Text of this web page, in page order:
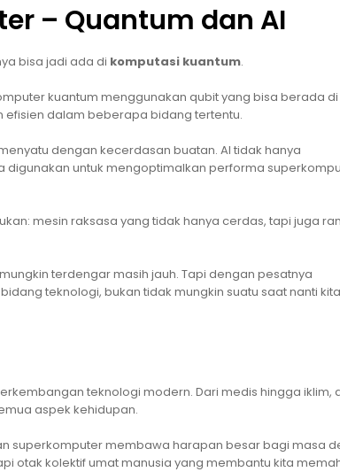
– Quantum dan AI
bisa jadi ada di komputasi kuantum.
kuantum menggunakan qubit yang bisa berada
efisien dalam beberapa bidang tertentu.
dengan kecerdasan buatan. AI tidak hanya
untuk mengoptimalkan performa
mesin raksasa yang tidak hanya cerdas, tapi juga
terdengar masih jauh. Tapi dengan pesatnya
teknologi, bukan tidak mungkin suatu saat nanti
teknologi modern. Dari medis hingga iklim,
aspek kehidupan.
superkomputer membawa harapan besar bagi masa
otak kolektif umat manusia yang membantu kita